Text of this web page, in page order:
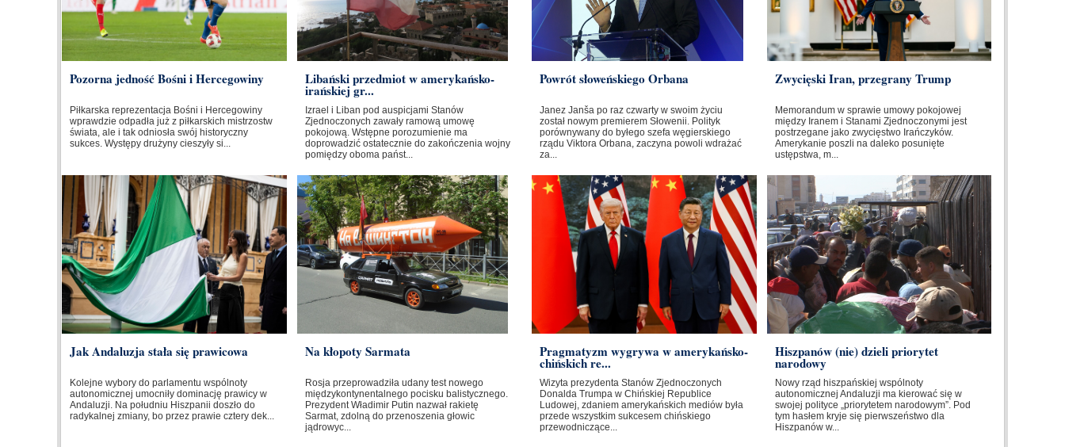
Pozorna jedność Bośni i Hercegowiny
Piłkarska reprezentacja Bośni i Hercegowiny
wprawdzie odpadła już z piłkarskich mistrzostw
świata, ale i tak odniosła swój historyczny
sukces. Występy drużyny cieszyły si...
Libański przedmiot w amerykańsko-
irańskiej gr...
Izrael i Liban pod auspicjami Stanów
Zjednoczonych zawały ramową umowę
pokojową. Wstępne porozumienie ma
doprowadzić ostatecznie do zakończenia wojny
pomiędzy oboma państ...
Powrót słoweńskiego Orbana
Janez Janša po raz czwarty w swoim życiu
został nowym premierem Słowenii. Polityk
porównywany do byłego szefa węgierskiego
rządu Viktora Orbana, zaczyna powoli wdrażać
za...
Zwycięski Iran, przegrany Trump
Memorandum w sprawie umowy pokojowej
między Iranem i Stanami Zjednoczonymi jest
postrzegane jako zwycięstwo Irańczyków.
Amerykanie poszli na daleko posunięte
ustępstwa, m...
Jak Andaluzja stała się prawicowa
Kolejne wybory do parlamentu wspólnoty
autonomicznej umocniły dominację prawicy w
Andaluzji. Na południu Hiszpanii doszło do
radykalnej zmiany, bo przez prawie cztery dek...
Na kłopoty Sarmata
Rosja przeprowadziła udany test nowego
międzykontynentalnego pocisku balistycznego.
Prezydent Władimir Putin nazwał rakietę
Sarmat, zdolną do przenoszenia głowic
jądrowyc...
Pragmatyzm wygrywa w amerykańsko-
chińskich re...
Wizyta prezydenta Stanów Zjednoczonych
Donalda Trumpa w Chińskiej Republice
Ludowej, zdaniem amerykańskich mediów była
przede wszystkim sukcesem chińskiego
przewodniczące...
Hiszpanów (nie) dzieli priorytet
narodowy
Nowy rząd hiszpańskiej wspólnoty
autonomicznej Andaluzji ma kierować się w
swojej polityce „priorytetem narodowym”. Pod
tym hasłem kryje się pierwszeństwo dla
Hiszpanów w...